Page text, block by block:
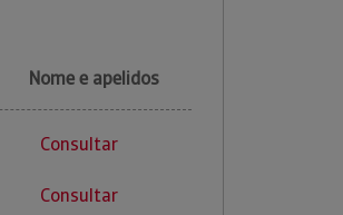
Nome e apelidos
Consultar
Consultar